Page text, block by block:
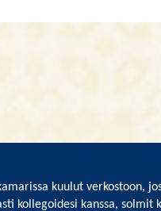
kuulut verkostoon,
kollegoidesi kanssa, solmit